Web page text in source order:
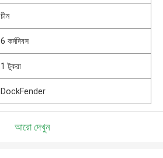
চীন
6 কর্মদিবস
1 টুকরা
DockFender
আরো দেখুন